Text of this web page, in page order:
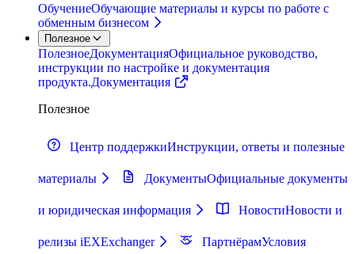
ОбучениеОбучающие материалы и курсы по работе с
обменным бизнесом
Полезное
ПолезноеДокументацияОфициальное руководство,
инструкции по настройке и документация
продукта.Документация
Полезное
Центр поддержкиИнструкции, ответы и полезные
материалы ДокументыОфициальные документы
и юридическая информация НовостиНовости и
релизы iEXExchanger ПартнёрамУсловия